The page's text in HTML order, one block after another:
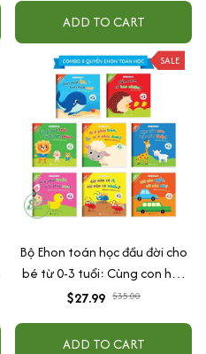
ADD TO CART
SALE
Bộ Ehon toán học đầu đời cho
bé từ 0-3 tuổi: Cùng con học
toán (song ngữ Việt Anh)
$27.99 $35.00
ADD TO CART